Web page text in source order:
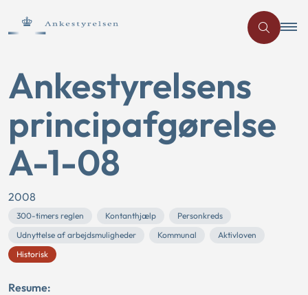
Ankestyrelsens
principafgørelse
A-1-08
2008
300-timers reglen Kontanthjælp
Personkreds
Udnyttelse af arbejdsmuligheder
Kommunal
Aktivloven
Historisk
Resume: